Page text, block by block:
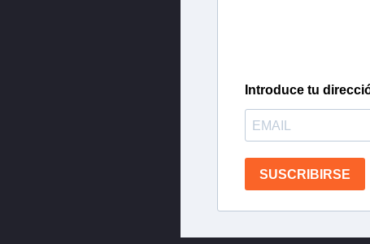
Introduce tu
SUSCRIBIRSE